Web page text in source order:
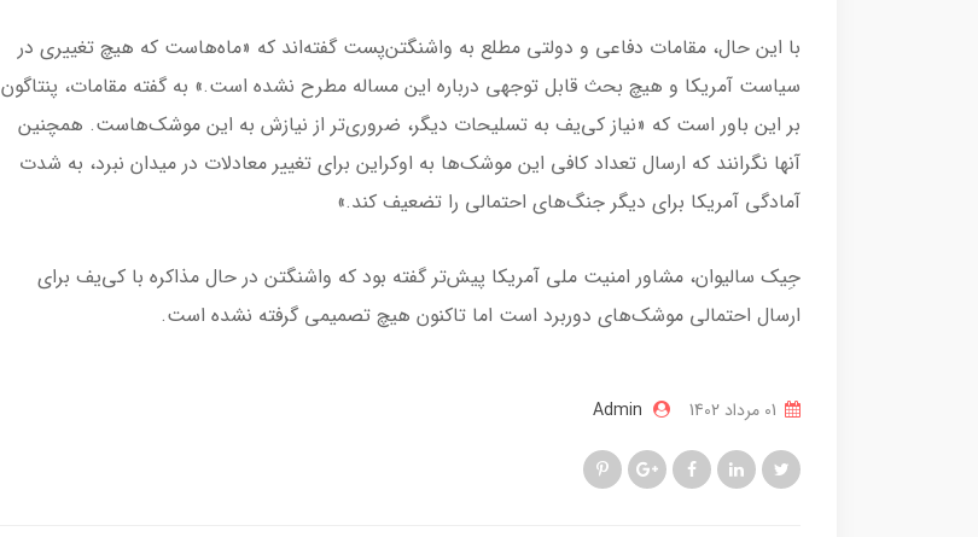
با این حال، مقامات دفاعی و دولتی مطلع به واشنگتن‌پست گفته‌اند که «ماه‌هاست که هیچ تغییری در
سیاست آمریکا و هیچ بحث قابل توجهی درباره این مساله مطرح نشده است.» به گفته مقامات، پنتاگون
بر این باور است که «نیاز کی‌یف به تسلیحات دیگر، ضروری‌تر از نیازش به این موشک‌هاست. همچنین
آنها نگرانند که ارسال تعداد کافی این موشک‌ها به اوکراین برای تغییر معادلات در میدان نبرد، به شدت
آمادگی آمریکا برای دیگر جنگ‌های احتمالی را تضعیف کند.»
جِیک سالیوان، مشاور امنیت ملی آمریکا پیش‌تر گفته بود که واشنگتن در حال مذاکره با کی‌یف برای
ارسال احتمالی موشک‌های دوربرد است اما تاکنون هیچ تصمیمی گرفته نشده است.
Admin